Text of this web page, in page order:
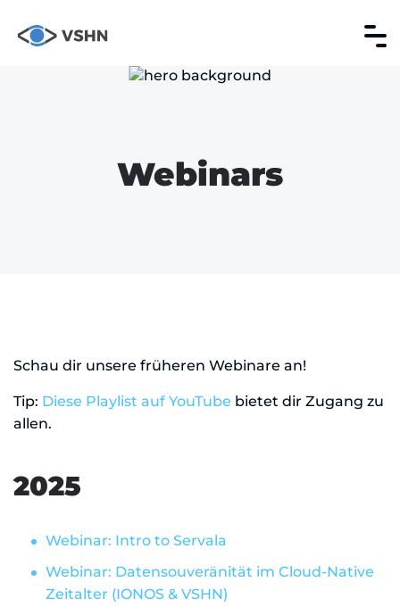
Webinars
Schau dir unsere früheren Webinare an!
Tip: Diese Playlist auf YouTube bietet dir Zugang zu
allen.
2025
Webinar: Intro to Servala
Webinar: Datensouveränität im Cloud-Native
Zeitalter (IONOS & VSHN)